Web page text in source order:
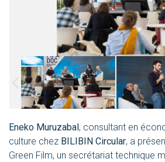
Eneko Muruzabal , consultant en
culture chez BILIBIN Circular, a
Green Film, un secrétariat technique